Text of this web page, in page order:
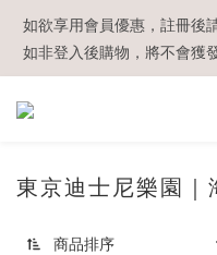
【現貨區】內款式均為在港
如欲享用會員優惠，註冊後
如非登入後購物，將不會獲
溫馨提示：所有順豐快遞／
【現貨區】內款式均為在港
東京迪士尼樂園｜
商品排序